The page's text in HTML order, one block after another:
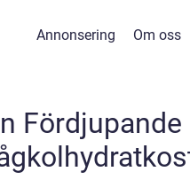
Annonsering Om oss